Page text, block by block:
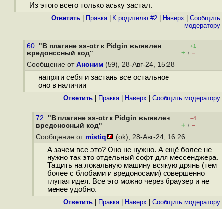
Из этого всего только аську застал.
Ответить Правка| К родителю #2 Наверх
Cообщить
модератору
60. "В плагине ss-otr к Pidgin выявлен
вредоносный код"
+1
+ / –
Сообщение от Аноним (59), 28-Авг-24, 15:28
напряги себя и застань все остальное
оно в наличии
Ответить Правка| Наверх Cообщить модератору
72. "В плагине ss-otr к Pidgin выявлен
вредоносный код"
–4
+ / –
Сообщение от mistiq (ok), 28-Авг-24, 16:26
А зачем все это? Оно не нужно. А ещё более не
нужно так это отдельный софт для мессенджера.
Тащить на локальную машину всякую дрянь (тем
более с блобами и вредоносами) совершенно
глупая идея. Все это можно через браузер и не
менее удобно.
Ответить Правка| Наверх Cообщить модератору